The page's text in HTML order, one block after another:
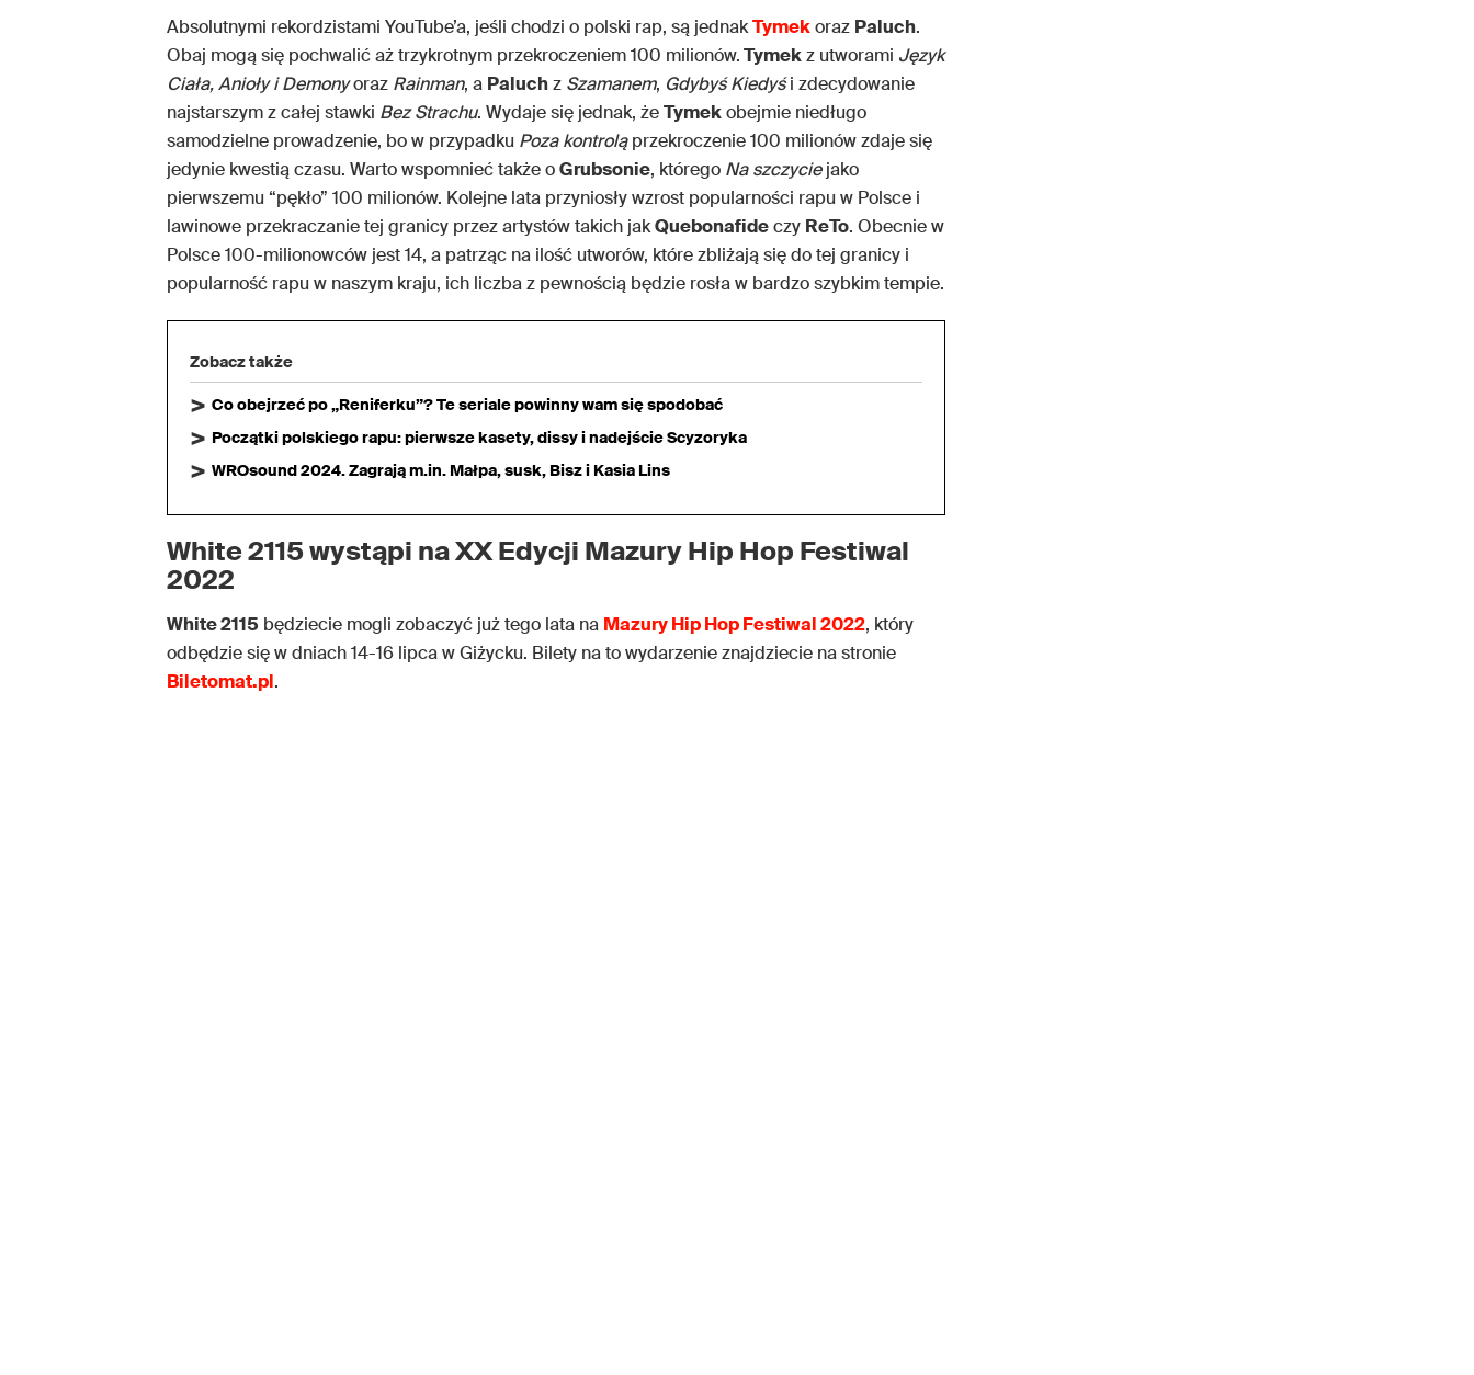
Absolutnymi rekordzistami YouTube’a, jeśli chodzi o polski rap, są jednakTymekoraz Paluch.
Obaj mogą się pochwalić aż trzykrotnym przekroczeniem 100 milionów.Tymekz utworami Język
Ciała,Anioły i Demonyoraz Rainman, a Paluchz Szamanem, Gdybyś Kiedyśi zdecydowanie
najstarszym z całej stawki Bez Strachu. Wydaje się jednak, żeTymekobejmie niedługo
samodzielne prowadzenie, bo w przypadku Poza kontroląprzekroczenie 100 milionów zdaje się
jedynie kwestią czasu. Warto wspomnieć także oGrubsonie, którego Na szczyciejako
pierwszemu “pękło” 100 milionów. Kolejne lata przyniosły wzrost popularności rapu w Polsce i
lawinowe przekraczanie tej granicy przez artystów takich jakQuebonafideczy ReTo. Obecnie w
Polsce 100-milionowców jest 14, a patrząc na ilość utworów, które zbliżają się do tej granicy i
popularność rapu w naszym kraju, ich liczba z pewnością będzie rosła w bardzo szybkim tempie.
Zobacz także
Co obejrzeć po „Reniferku”? Te seriale powinny wam się spodobać
Początki polskiego rapu: pierwsze kasety, dissy i nadejście Scyzoryka
WROsound 2024. Zagrają m.in. Małpa, susk, Bisz i Kasia Lins
White 2115 wystąpi na XX Edycji Mazury Hip Hop Festiwal
2022
White 2115 będziecie mogli zobaczyć już tego lata na Mazury Hip Hop Festiwal 2022, który
odbędzie się w dniach 14-16 lipca w Giżycku. Bilety na to wydarzenie znajdziecie na stronie
Biletomat.pl.